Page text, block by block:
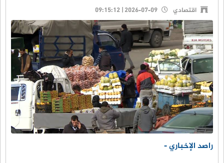
اقتصادي
راصد الإخباري -